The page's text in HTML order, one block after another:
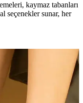
kaymaz tabanları
seçenekler sunar, her